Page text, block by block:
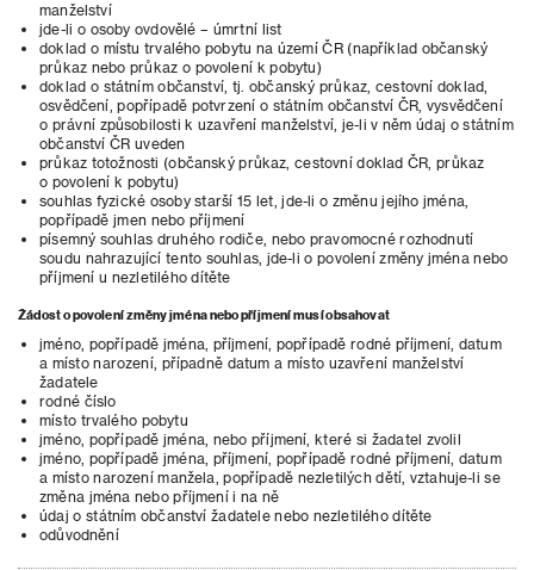
manželství
jde-li o osoby ovdovělé – úmrtní list
doklad o místu trvalého pobytu na území ČR (například občanský
průkaz nebo průkaz o povolení k pobytu)
doklad o státním občanství, tj. občanský průkaz, cestovní doklad,
osvědčení, popřípadě potvrzení o státním občanství ČR, vysvědčení
o právní způsobilosti k uzavření manželství, je-li v něm údaj o státním
občanství ČR uveden
průkaz totožnosti (občanský průkaz, cestovní doklad ČR, průkaz
o povolení k pobytu)
souhlas fyzické osoby starší 15 let, jde-li o změnu jejího jména,
popřípadě jmen nebo příjmení
písemný souhlas druhého rodiče, nebo pravomocné rozhodnutí
soudu nahrazující tento souhlas, jde-li o povolení změny jména nebo
příjmení u nezletilého dítěte
Žádost o povolení změny jména nebo příjmení musí obsahovat
jméno, popřípadě jména, příjmení, popřípadě rodné příjmení, datum
a místo narození, případně datum a místo uzavření manželství
žadatele
rodné číslo
místo trvalého pobytu
jméno, popřípadě jména, nebo příjmení, které si žadatel zvolil
jméno, popřípadě jména, příjmení, popřípadě rodné příjmení, datum
a místo narození manžela, popřípadě nezletilých dětí, vztahuje-li se
změna jména nebo příjmení i na ně
údaj o státním občanství žadatele nebo nezletilého dítěte
odůvodnění